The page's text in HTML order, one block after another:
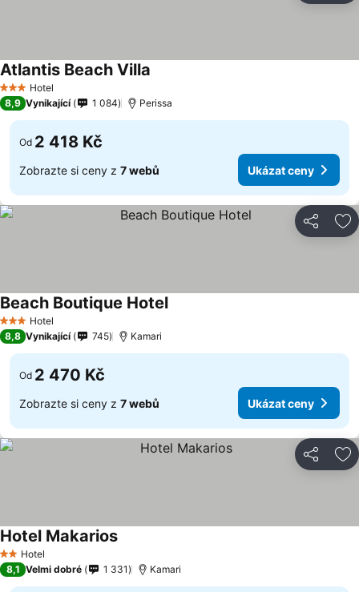
3 Počet hvězdiček
Hotel
Atlantis Beach Villa
8,9 Vynikající 1 084 Perissa
Od 2 418 Kč
Zobrazte si ceny z 7 webů Ukázat ceny
Sdílet
3 Počet hvězdiček
Hotel
Beach Boutique Hotel
8,8 Vynikající 745 Kamari
Od 2 470 Kč
Zobrazte si ceny z 7 webů Ukázat ceny
Sdílet
2 Počet hvězdiček
Hotel
Hotel Makarios
8,1 Velmi dobré 1 331 Kamari